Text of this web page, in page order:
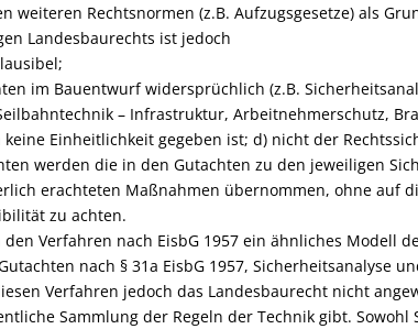
weiteren Rechtsnormen (z.B. Aufzugsgesetze) als
Landesbaurechts ist jedoch
im Bauentwurf widersprüchlich (z.B.
– Infrastruktur, Arbeitnehmerschutz,
Einheitlichkeit gegeben ist; d) nicht der
werden die in den Gutachten zu den jeweiligen
erachteten Maßnahmen übernommen, ohne auf
zu achten.
Verfahren nach EisbG 1957 ein ähnliches Modell
nach § 31a EisbG 1957, Sicherheitsanalyse
Verfahren jedoch das Landesbaurecht nicht
Sammlung der Regeln der Technik gibt. Sowohl